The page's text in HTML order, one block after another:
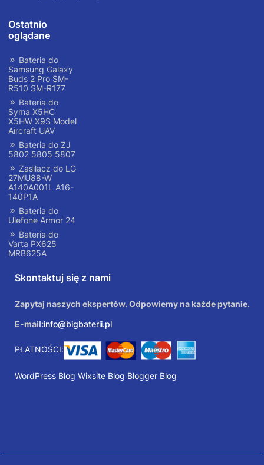
Ostatnio
oglądane
Bateria do
Samsung Galaxy
Buds 2 Pro SM-
R510 SM-R177
Bateria do
Syma X5HC
X5HW X9S Model
Aircraft UAV
Bateria do ZJ
5802 5805 5807
Zasilacz do LG
27MU88-W
A140A001L A16-
140P1A
Bateria do
Ulefone Armor 24
Bateria do
Varta PX625
MRB625A
Skontaktuj się z nami
Zapytaj naszych ekspertów. Odpowiemy na każde pytanie.
E-mail:info@bigbaterii.pl
PŁATNOŚCI:
WordPress Blog Wixsite Blog Blogger Blog